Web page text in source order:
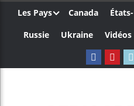
Les Pays Canada
Russie
Ukraine Vidéos